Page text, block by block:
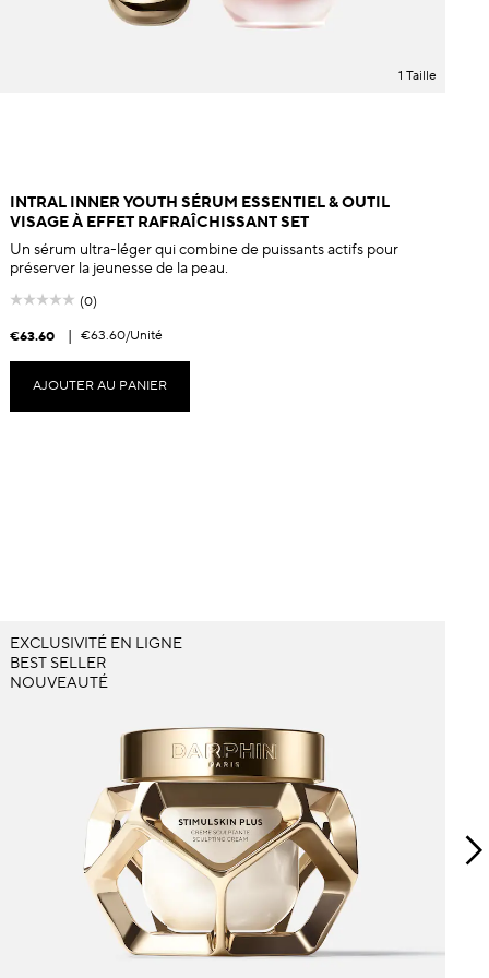
1 Taille
INTRAL INNER YOUTH SÉRUM ESSENTIEL & OUTIL
VISAGE À EFFET RAFRAÎCHISSANT SET
Un sérum ultra-léger qui combine de puissants actifs pour
préserver la jeunesse de la peau.
(0)
€63.60 €63.60/Unité
AJOUTER AU PANIER
EXCLUSIVITÉ EN LIGNE
BEST SELLER
NOUVEAUTÉ